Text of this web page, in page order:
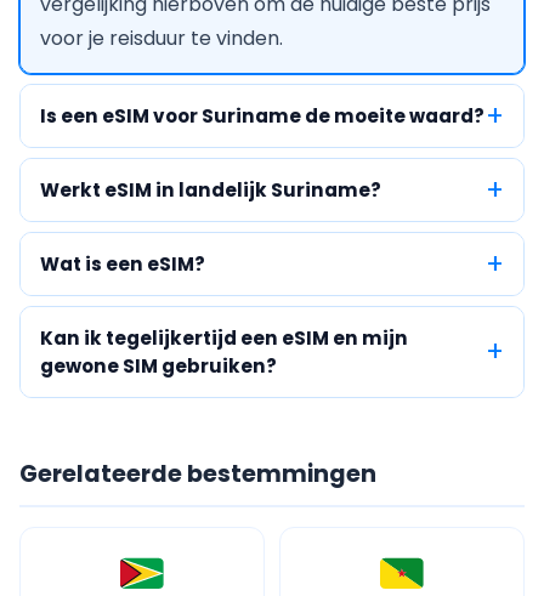
voor je reisduur te vinden.
Is een eSIM voor Suriname de moeite waard?
Werkt eSIM in landelijk Suriname?
Wat is een eSIM?
Kan ik tegelijkertijd een eSIM en mijn
gewone SIM gebruiken?
Gerelateerde bestemmingen